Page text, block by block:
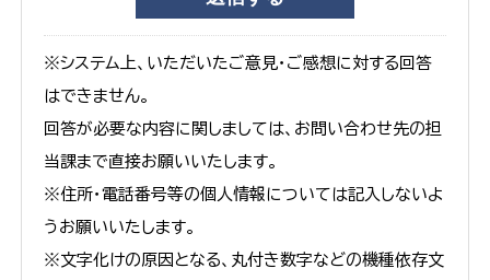
※システム上、いただいたご意見・ご感想に対する回答
はできません。
回答が必要な内容に関しましては、お問い合わせ先の担
当課まで直接お願いいたします。
※住所・電話番号等の個人情報については記入しないよ
うお願いいたします。
※文字化けの原因となる、丸付き数字などの機種依存文